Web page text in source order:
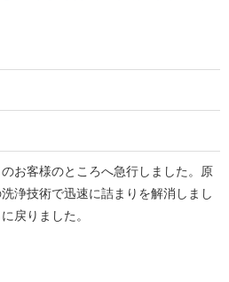
お客様のところへ急行しました。原
浄技術で迅速に詰まりを解消しまし
戻りました。